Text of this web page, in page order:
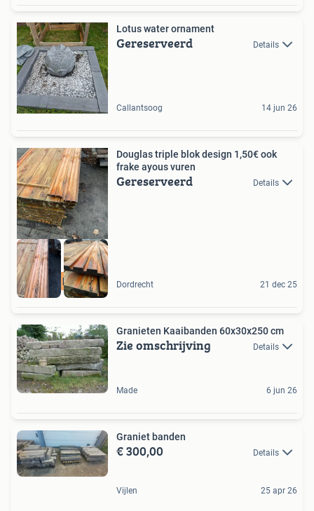
Lotus water ornament
Gereserveerd Details
Callantsoog 14 jun 26
A16 hout
Douglas triple blok design 1,50€ ook
frake ayous vuren
Gereserveerd Details
Dordrecht 21 dec 25
Granieten Kaaibanden 60x30x250 cm
Zie omschrijving Details
Made 6 jun 26
Graniet banden
€ 300,00 Details
Vijlen 25 apr 26